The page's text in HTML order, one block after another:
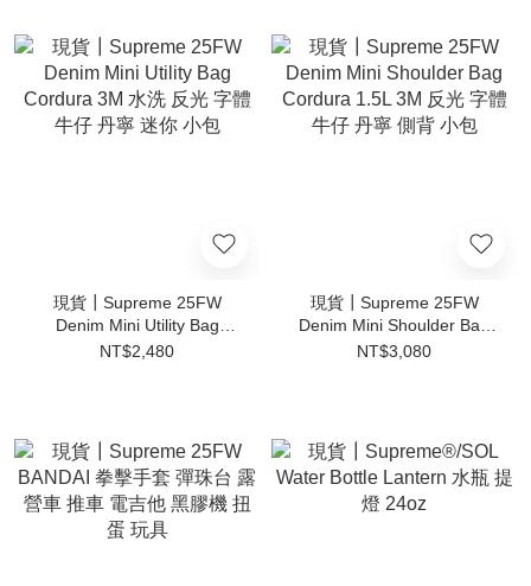
現貨┃Supreme 25FW
Denim Mini Utility Bag
Cordura 3M 水洗 反光 字體
NT$2,480
現貨┃Supreme 25FW
Denim Mini Shoulder Bag
Cordura 1.5L 3M 反光 字體
NT$3,080